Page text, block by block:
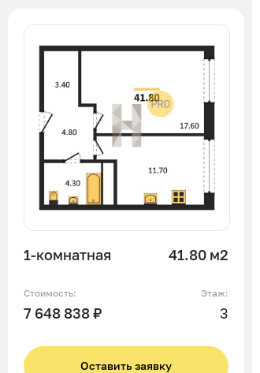
1-комнатная 41.80 м2
Стоимость:
7 648 838 ₽
Этаж:
3
Оставить заявку